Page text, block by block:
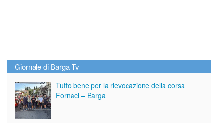
Giornale di Barga Tv
Tutto bene per la rievocazione della corsa
Fornaci – Barga